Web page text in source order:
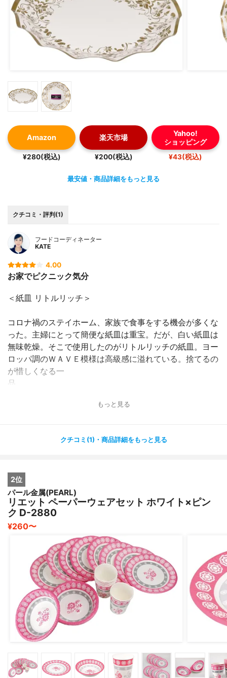
Amazon
¥280(税込)
楽天市場
¥200(税込)
Yahoo!
ショッピング
¥43(税込)
最安値・商品詳細をもっと見る
クチコミ・評判(1)
フードコーディネーター
KATE
4.00
お家でピクニック気分
＜紙皿 リトルリッチ＞
コロナ禍のステイホーム、家族で食事をする機会が多くな
った。主婦にとって簡便な紙皿は重宝。だが、白い紙皿は
無味乾燥。そこで使用したのがリトルリッチの紙皿。ヨー
ロッパ調のＷＡＶＥ模様は高級感に溢れている。捨てるの
が惜しくなる一
品。
もっと見る
クチコミ(1)・商品詳細をもっと見る
2位
パール金属(PEARL)
リエット ペーパーウェアセット ホワイト×ピン
ク D-2880
¥260〜